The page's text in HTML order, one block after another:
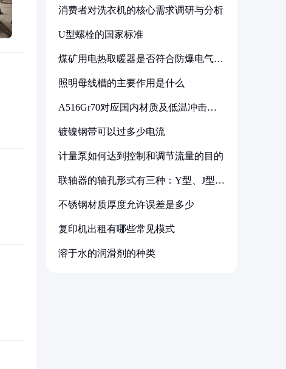
消费者对洗衣机的核心需求调研与分析
U型螺栓的国家标准
煤矿用电热取暖器是否符合防爆电气设
照明母线槽的主要作用是什么
A516Gr70对应国内材质及低温冲击要
镀镍钢带可以过多少电流
计量泵如何达到控制和调节流量的目的
联轴器的轴孔形式有三种：Y型、J型、
不锈钢材质厚度允许误差是多少
复印机出租有哪些常见模式
溶于水的润滑剂的种类